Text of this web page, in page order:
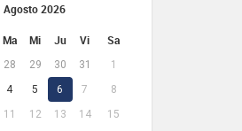
Agosto 2026
Ma Mi Ju Vi Sa
28 29 30 31
1
4 5 6 7
8
11 12 13 14
15